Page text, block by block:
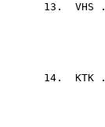
13. VHS
14. KTK